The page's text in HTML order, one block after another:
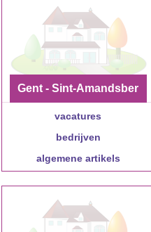
Gent - Sint-Amandsber
g
vacatures
bedrijven
algemene artikels